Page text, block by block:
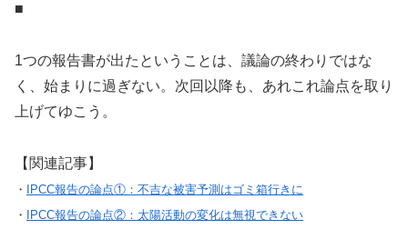
■
1つの報告書が出たということは、議論の終わりではな
く、始まりに過ぎない。次回以降も、あれこれ論点を取り
上げてゆこう。
【関連記事】
・
IPCC報告の論点①：不吉な被害予測はゴミ箱行きに
・
IPCC報告の論点②：太陽活動の変化は無視できない